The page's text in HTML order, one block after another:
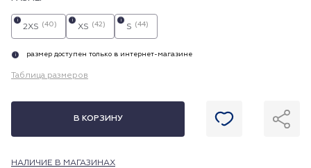
2XS (40)
i
XS (42)
i
S (44)
i
i размер доступен только в интернет-магазине
Таблица размеров
В КОРЗИНУ
НАЛИЧИЕ В МАГАЗИНАХ